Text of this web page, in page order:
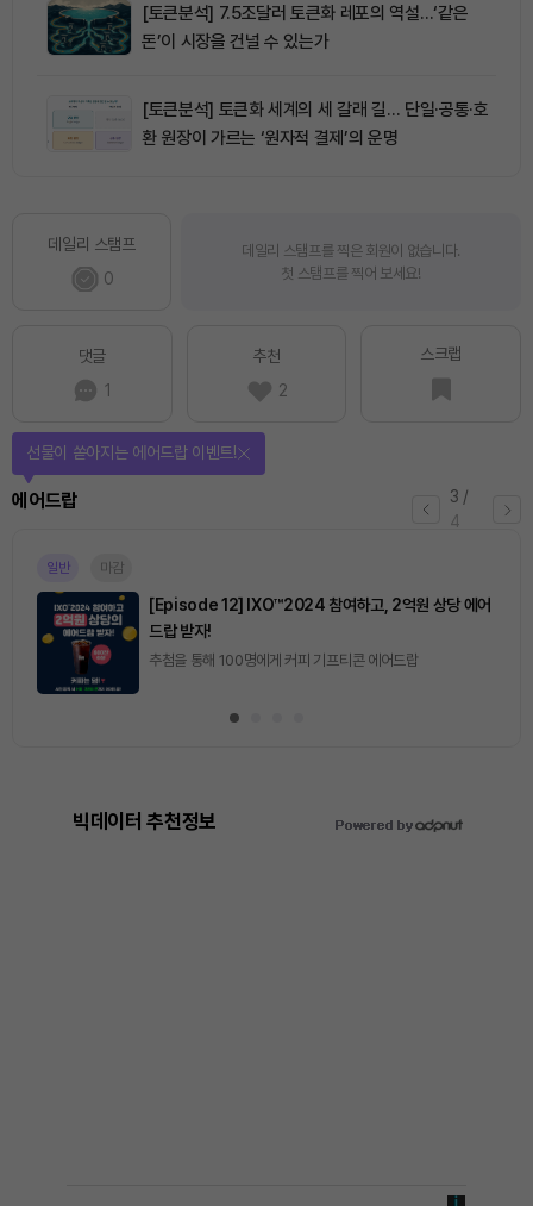
[토큰분석] 7.5조달러 토큰화 레포의 역설…‘같은
돈’이 시장을 건널 수 있는가
[토큰분석] 토큰화 세계의 세 갈래 길… 단일·공통·호
환 원장이 가르는 ‘원자적 결제’의 운명
데일리 스탬프
0
데일리 스탬프를 찍은 회원이 없습니다.
첫 스탬프를 찍어 보세요!
댓글
1
추천
2
스크랩
4 /
4
퀴즈
퀴즈풀고 선물 받자!
마감
[토큰포스트] 기사 퀴즈 658회차
2026.08.07 (금) ~ 2026.08.08 (토)
빅데이터 추천정보